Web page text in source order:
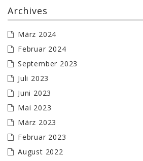
Archives
März 2024
Februar 2024
September 2023
Juli 2023
Juni 2023
Mai 2023
März 2023
Februar 2023
August 2022